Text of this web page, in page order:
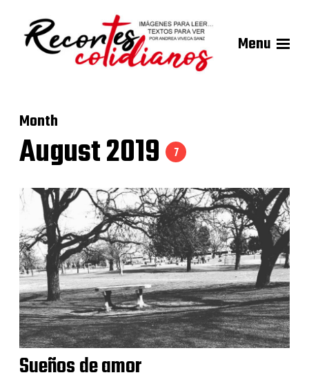
Menu
Month
August 2019 7
Sueños de amor